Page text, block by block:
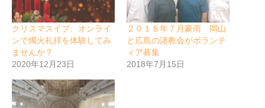
クリスマスイブ、オンライ
ンで燭火礼拝を体験してみ
ませんか？
2020年12月23日
２０１８年７月豪雨 岡山
と広島の諸教会がボランテ
ィア募集
2018年7月15日